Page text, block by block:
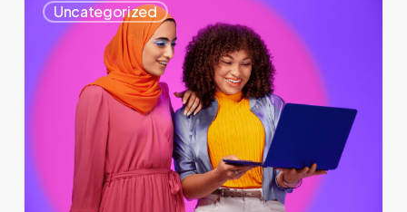
ads
Uncategorized